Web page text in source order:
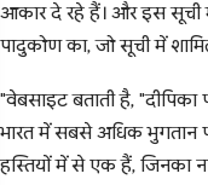
आकार दे रहे हैं। और इस सूची में
पादुकोण का, जो सूची में
"वेबसाइट बताती है, "दीपिका
भारत में सबसे अधिक भुगतान
हस्तियों में से एक हैं, जिनका